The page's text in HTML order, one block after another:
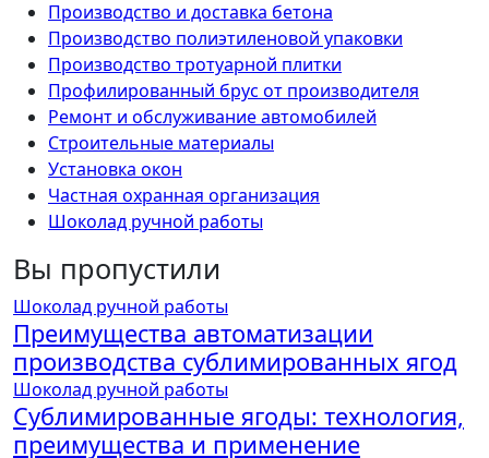
Производство и доставка бетона
Производство полиэтиленовой упаковки
Производство тротуарной плитки
Профилированный брус от производителя
Ремонт и обслуживание автомобилей
Строительные материалы
Установка окон
Частная охранная организация
Шоколад ручной работы
Вы пропустили
Шоколад ручной работы
Преимущества автоматизации
производства сублимированных ягод
Шоколад ручной работы
Сублимированные ягоды: технология,
преимущества и применение